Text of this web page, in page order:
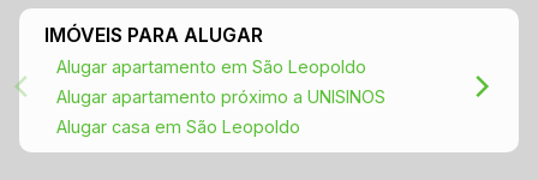
IMÓVEIS PARA ALUGAR
Alugar apartamento em São Leopoldo
Alugar apartamento próximo a UNISINOS
Alugar casa em São Leopoldo